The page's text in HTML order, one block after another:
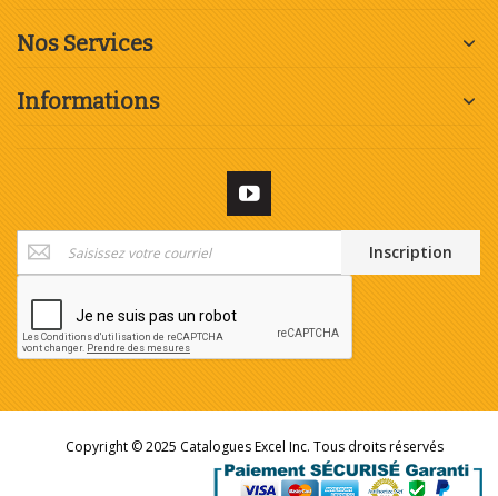
Nos Services
Informations
Inscription
notre
newsletter
Inscription
Copyright © 2025 Catalogues Excel Inc. Tous droits réservés